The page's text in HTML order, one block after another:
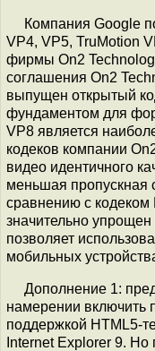
Компания Google
VP4, VP5, TruMotion
фирмы On2
соглашения On2
выпущен открытый
фундаментом для
VP8 является
кодеков компании
видео идентичного
меньшая пропускная
сравнению с кодеком
значительно
позволяет
мобильных
Дополнение 1:
намерении включить
поддержкой HTML5-
Internet Explorer 9.